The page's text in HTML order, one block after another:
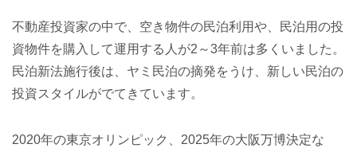
不動産投資家の中で、空き物件の民泊利用や、民泊用の投
資物件を購入して運用する人が2～3年前は多くいました。
民泊新法施行後は、ヤミ民泊の摘発をうけ、新しい民泊の
投資スタイルがでてきています。
2020年の東京オリンピック、2025年の大阪万博決定な